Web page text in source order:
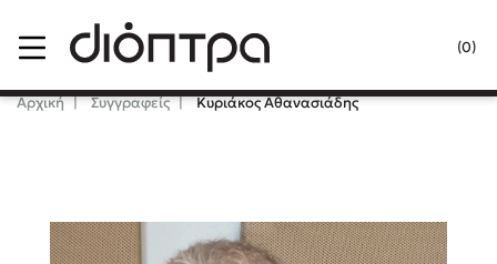
(0)
Κλείσιμο
Lidia Branković
Αρχική Συγγραφείς Κυριάκος Αθανασιάδης